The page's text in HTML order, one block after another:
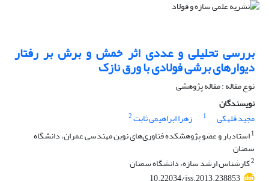
بررسی تحلیلی و عددی اثر خمش و برش بر رفتار
دیوارهای برشی فولادی با ورق نازک
نوع مقاله : مقاله پژوهشی
نویسندگان
مجید قلهکی
1 زهرا ابراهیمی ثابت2
1استادیار و عضو پژوهشکده فناوری‌های نوین مهندسی عمران، دانشگاه
سمنان
2کارشناس ارشد سازه، دانشگاه سمنان